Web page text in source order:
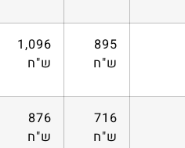
895
ש"ח
1,096
ש"ח
716
ש"ח
876
ש"ח